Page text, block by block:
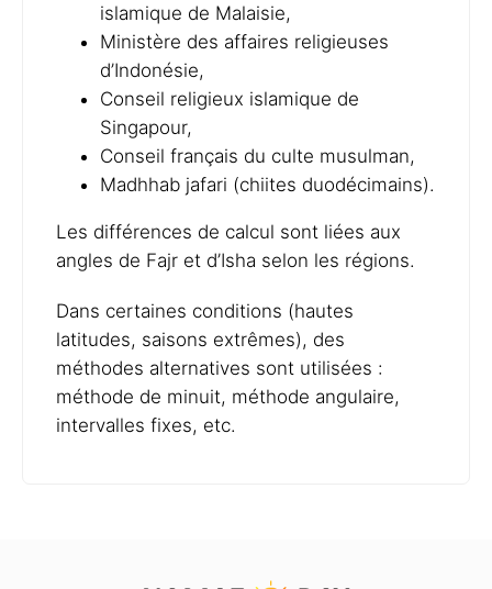
islamique de Malaisie,
Ministère des affaires religieuses
d’Indonésie,
Conseil religieux islamique de
Singapour,
Conseil français du culte musulman,
Madhhab jafari (chiites duodécimains).
Les différences de calcul sont liées aux
angles de Fajr et d’Isha selon les régions.
Dans certaines conditions (hautes
latitudes, saisons extrêmes), des
méthodes alternatives sont utilisées :
méthode de minuit, méthode angulaire,
intervalles fixes, etc.